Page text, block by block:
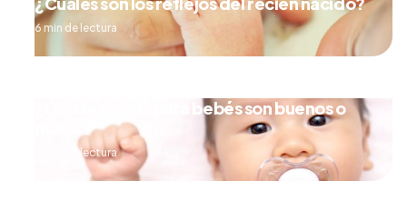
6 min de lectura
¿Los chupones para bebés son buenos o
malos?
5 min de lectura